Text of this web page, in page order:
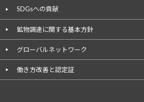
SDGsへの貢献
鉱物調達に関する基本方針
グローバルネットワーク
働き方改善と認定証